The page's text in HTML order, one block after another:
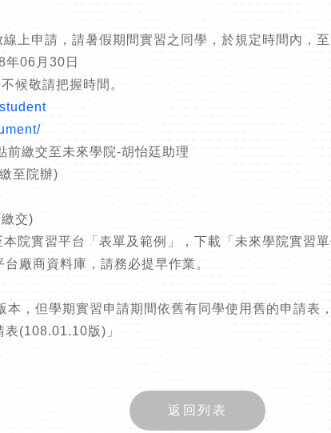
上申請，請暑假期間實習之同學，於規定時間內，至
06月30日
候敬請把握時間。
繳交至未來學院-胡怡廷助理
至院辦)
交)
院實習平台「表單及範例」，下載「未來學院實習
廠商資料庫，請務必提早作業。
，但學期實習申請期間依舊有同學使用舊的申請表
(108.01.10版)」
返回列表